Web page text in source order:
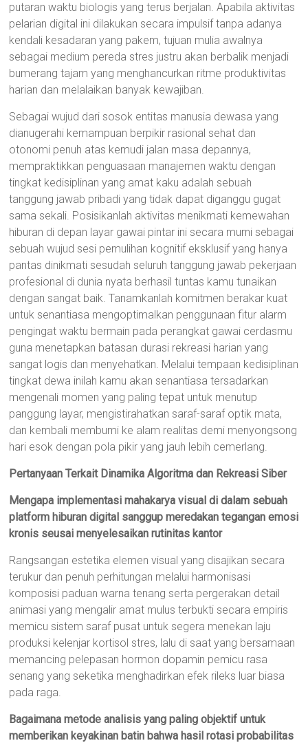
putaran waktu biologis yang terus berjalan. Apabila aktivitas
pelarian digital ini dilakukan secara impulsif tanpa adanya
kendali kesadaran yang pakem, tujuan mulia awalnya
sebagai medium pereda stres justru akan berbalik menjadi
bumerang tajam yang menghancurkan ritme produktivitas
harian dan melalaikan banyak kewajiban.
Sebagai wujud dari sosok entitas manusia dewasa yang
dianugerahi kemampuan berpikir rasional sehat dan
otonomi penuh atas kemudi jalan masa depannya,
mempraktikkan penguasaan manajemen waktu dengan
tingkat kedisiplinan yang amat kaku adalah sebuah
tanggung jawab pribadi yang tidak dapat diganggu gugat
sama sekali. Posisikanlah aktivitas menikmati kemewahan
hiburan di depan layar gawai pintar ini secara murni sebagai
sebuah wujud sesi pemulihan kognitif eksklusif yang hanya
pantas dinikmati sesudah seluruh tanggung jawab pekerjaan
profesional di dunia nyata berhasil tuntas kamu tunaikan
dengan sangat baik. Tanamkanlah komitmen berakar kuat
untuk senantiasa mengoptimalkan penggunaan fitur alarm
pengingat waktu bermain pada perangkat gawai cerdasmu
guna menetapkan batasan durasi rekreasi harian yang
sangat logis dan menyehatkan. Melalui tempaan kedisiplinan
tingkat dewa inilah kamu akan senantiasa tersadarkan
mengenali momen yang paling tepat untuk menutup
panggung layar, mengistirahatkan saraf-saraf optik mata,
dan kembali membumi ke alam realitas demi menyongsong
hari esok dengan pola pikir yang jauh lebih cemerlang.
Pertanyaan Terkait Dinamika Algoritma dan Rekreasi Siber
Mengapa implementasi mahakarya visual di dalam sebuah
platform hiburan digital sanggup meredakan tegangan emosi
kronis seusai menyelesaikan rutinitas kantor
Rangsangan estetika elemen visual yang disajikan secara
terukur dan penuh perhitungan melalui harmonisasi
komposisi paduan warna tenang serta pergerakan detail
animasi yang mengalir amat mulus terbukti secara empiris
memicu sistem saraf pusat untuk segera menekan laju
produksi kelenjar kortisol stres, lalu di saat yang bersamaan
memancing pelepasan hormon dopamin pemicu rasa
senang yang seketika menghadirkan efek rileks luar biasa
pada raga.
Bagaimana metode analisis yang paling objektif untuk
memberikan keyakinan batin bahwa hasil rotasi probabilitas